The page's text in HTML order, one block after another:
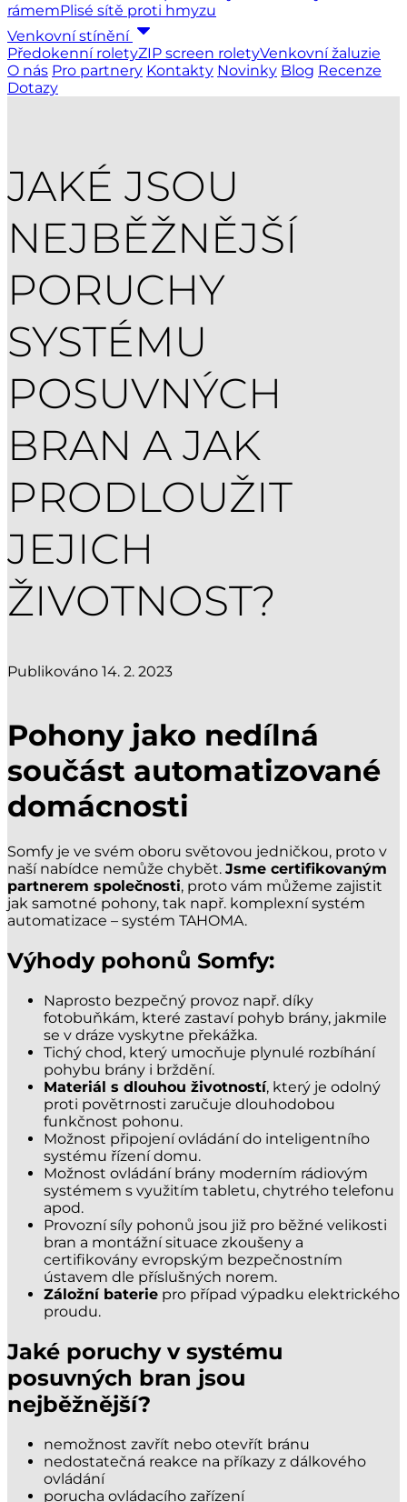
rámemPlisé sítě proti hmyzu
Venkovní stínění
Předokenní roletyZIP screen roletyVenkovní žaluzie
O nás Pro partnery Kontakty Novinky Blog Recenze
Dotazy
JAKÉ JSOU
NEJBĚŽNĚJŠÍ
PORUCHY
SYSTÉMU
POSUVNÝCH
BRAN A JAK
PRODLOUŽIT
JEJICH
ŽIVOTNOST?
Publikováno 14. 2. 2023
Pohony jako nedílná
součást automatizované
domácnosti
Somfy je ve svém oboru světovou jedničkou, proto v
naší nabídce nemůže chybět. Jsme certifikovaným
partnerem společnosti, proto vám můžeme zajistit
jak samotné pohony, tak např. komplexní systém
automatizace – systém TAHOMA.
Výhody pohonů Somfy:
Naprosto bezpečný provoz např. díky
fotobuňkám, které zastaví pohyb brány, jakmile
se v dráze vyskytne překážka.
Tichý chod, který umocňuje plynulé rozbíhání
pohybu brány i brždění.
Materiál s dlouhou životností, který je odolný
proti povětrnosti zaručuje dlouhodobou
funkčnost pohonu.
Možnost připojení ovládání do inteligentního
systému řízení domu.
Možnost ovládání brány moderním rádiovým
systémem s využitím tabletu, chytrého telefonu
apod.
Provozní síly pohonů jsou již pro běžné velikosti
bran a montážní situace zkoušeny a
certifikovány evropským bezpečnostním
ústavem dle příslušných norem.
Záložní baterie pro případ výpadku elektrického
proudu.
Jaké poruchy v systému
posuvných bran jsou
nejběžnější?
nemožnost zavřít nebo otevřít bránu
nedostatečná reakce na příkazy z dálkového
ovládání
porucha ovládacího zařízení